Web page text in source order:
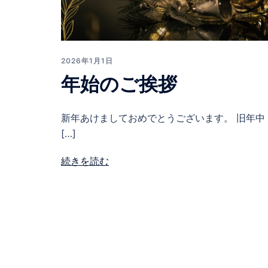
2026年1月1日
年始のご挨拶
新年あけましておめでとうございます。 旧年中
[…]
続きを読む